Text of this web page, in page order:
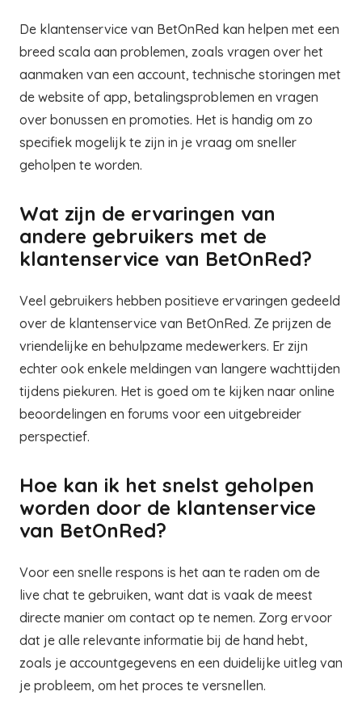
De klantenservice van BetOnRed kan helpen met een
breed scala aan problemen, zoals vragen over het
aanmaken van een account, technische storingen met
de website of app, betalingsproblemen en vragen
over bonussen en promoties. Het is handig om zo
specifiek mogelijk te zijn in je vraag om sneller
geholpen te worden.
Wat zijn de ervaringen van
andere gebruikers met de
klantenservice van BetOnRed?
Veel gebruikers hebben positieve ervaringen gedeeld
over de klantenservice van BetOnRed. Ze prijzen de
vriendelijke en behulpzame medewerkers. Er zijn
echter ook enkele meldingen van langere wachttijden
tijdens piekuren. Het is goed om te kijken naar online
beoordelingen en forums voor een uitgebreider
perspectief.
Hoe kan ik het snelst geholpen
worden door de klantenservice
van BetOnRed?
Voor een snelle respons is het aan te raden om de
live chat te gebruiken, want dat is vaak de meest
directe manier om contact op te nemen. Zorg ervoor
dat je alle relevante informatie bij de hand hebt,
zoals je accountgegevens en een duidelijke uitleg van
je probleem, om het proces te versnellen.